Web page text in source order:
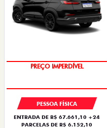
PREÇO IMPERDÍVEL
PESSOA FÍSICA
ENTRADA DE R$ 67.661,10 +24
PARCELAS DE R$ 6.152,10